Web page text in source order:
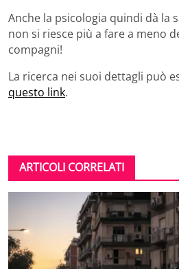
Anche la psicologia quindi dà la
non si riesce più a fare a meno
compagni!
La ricerca nei suoi dettagli può
questo link.
ARTICOLI CORRELATI